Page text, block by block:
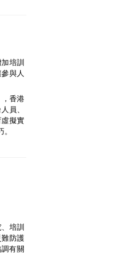
培訓
與人
香港
員、
擬實
培訓
防護
有關